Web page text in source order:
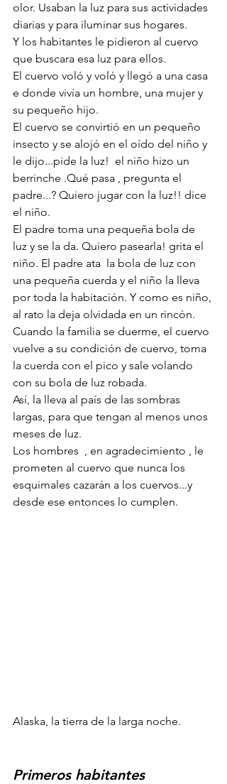
olor. Usaban la luz para sus actividades
diarias y para iluminar sus hogares.
Y los habitantes le pidieron al cuervo
que buscara esa luz para ellos.
El cuervo voló y voló y llegó a una casa
e donde vivía un hombre, una mujer y
su pequeño hijo.
El cuervo se convirtió en un pequeño
insecto y se alojó en el oído del niño y
le dijo...pide la luz!  el niño hizo un
berrinche .Qué pasa , pregunta el
padre...? Quiero jugar con la luz!! dice
el niño.
El padre toma una pequeña bola de
luz y se la da. Quiero pasearla! grita el
niño. El padre ata  la bola de luz con
una pequeña cuerda y el niño la lleva
por toda la habitación. Y como es niño,
al rato la deja olvidada en un rincón.
Cuando la familia se duerme, el cuervo
vuelve a su condición de cuervo, toma
la cuerda con el pico y sale volando
con su bola de luz robada.
Así, la lleva al país de las sombras
largas, para que tengan al menos unos
meses de luz.
Los hombres  , en agradecimiento , le
prometen al cuervo que nunca los
esquimales cazarán a los cuervos...y
desde ese entonces lo cumplen.
Alaska, la tierra de la larga noche.
Primeros habitantes